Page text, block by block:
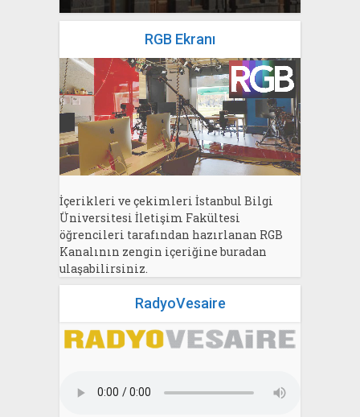
RGB Ekranı
İçerikleri ve çekimleri İstanbul Bilgi
Üniversitesi İletişim Fakültesi
öğrencileri tarafından hazırlanan RGB
Kanalının zengin içeriğine buradan
ulaşabilirsiniz.
RadyoVesaire